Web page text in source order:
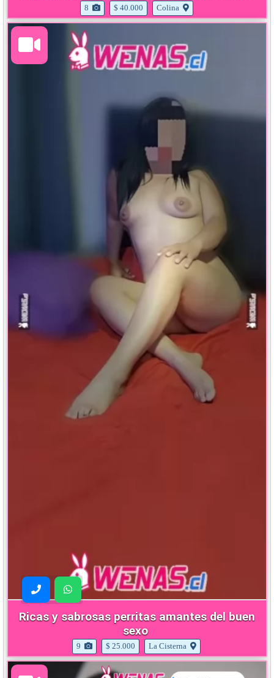
8 $ 40.000 Colina
Ricas y sabrosas perritas amantes del buen
sexo
9 $ 25.000 La Cisterna